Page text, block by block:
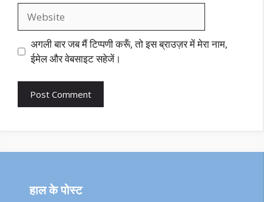
अगली बार जब मैं टिप्पणी करूँ, तो इस ब्राउज़र में मेरा नाम,
ईमेल और वेबसाइट सहेजें।
हाल के पोस्ट